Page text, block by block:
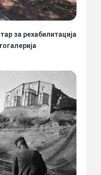
за рехабилитација